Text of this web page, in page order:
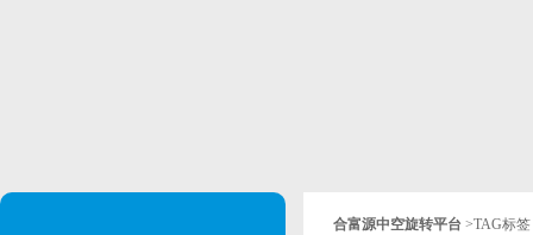
合富源中空旋转平台 >TAG标签